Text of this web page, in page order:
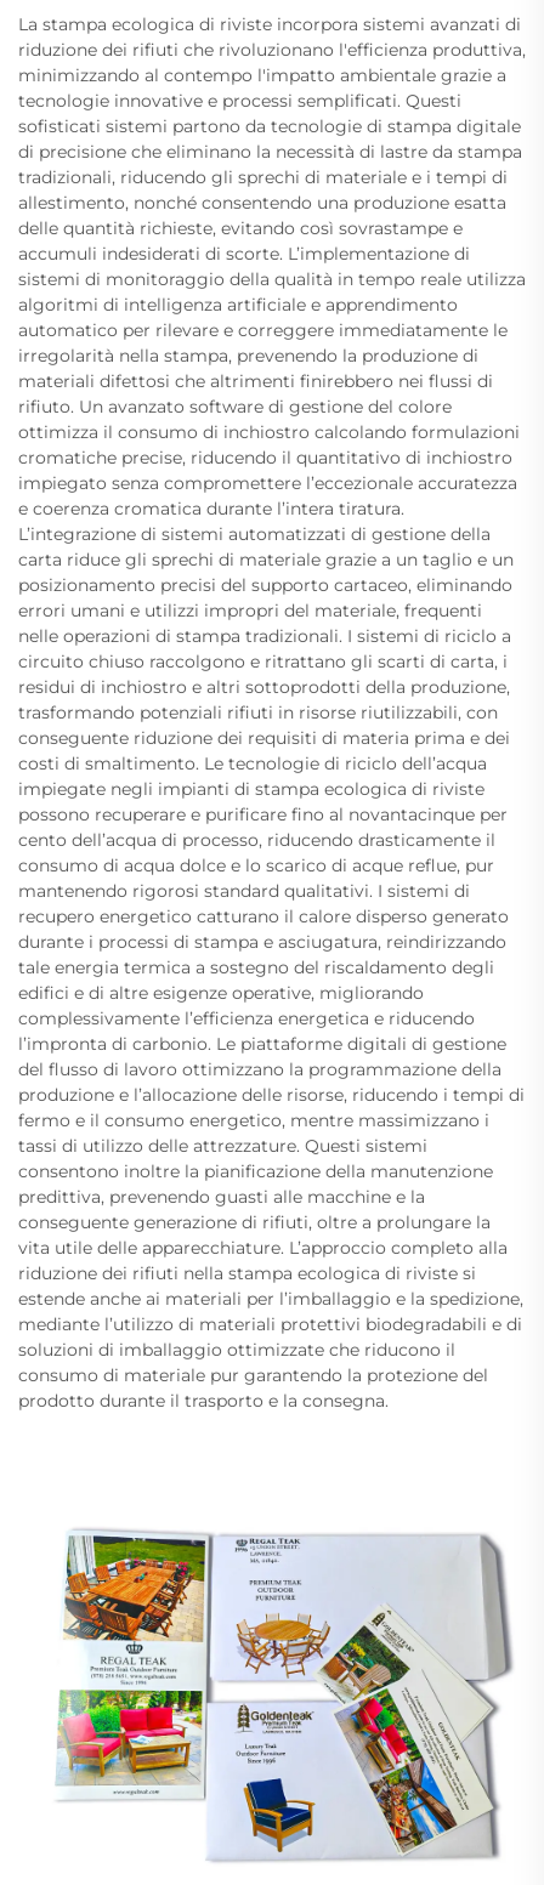
La stampa ecologica di riviste incorpora sistemi avanzati di
riduzione dei rifiuti che rivoluzionano l'efficienza produttiva,
minimizzando al contempo l'impatto ambientale grazie a
tecnologie innovative e processi semplificati. Questi
sofisticati sistemi partono da tecnologie di stampa digitale
di precisione che eliminano la necessità di lastre da stampa
tradizionali, riducendo gli sprechi di materiale e i tempi di
allestimento, nonché consentendo una produzione esatta
delle quantità richieste, evitando così sovrastampe e
accumuli indesiderati di scorte. L’implementazione di
sistemi di monitoraggio della qualità in tempo reale utilizza
algoritmi di intelligenza artificiale e apprendimento
automatico per rilevare e correggere immediatamente le
irregolarità nella stampa, prevenendo la produzione di
materiali difettosi che altrimenti finirebbero nei flussi di
rifiuto. Un avanzato software di gestione del colore
ottimizza il consumo di inchiostro calcolando formulazioni
cromatiche precise, riducendo il quantitativo di inchiostro
impiegato senza compromettere l’eccezionale accuratezza
e coerenza cromatica durante l’intera tiratura.
L’integrazione di sistemi automatizzati di gestione della
carta riduce gli sprechi di materiale grazie a un taglio e un
posizionamento precisi del supporto cartaceo, eliminando
errori umani e utilizzi impropri del materiale, frequenti
nelle operazioni di stampa tradizionali. I sistemi di riciclo a
circuito chiuso raccolgono e ritrattano gli scarti di carta, i
residui di inchiostro e altri sottoprodotti della produzione,
trasformando potenziali rifiuti in risorse riutilizzabili, con
conseguente riduzione dei requisiti di materia prima e dei
costi di smaltimento. Le tecnologie di riciclo dell’acqua
impiegate negli impianti di stampa ecologica di riviste
possono recuperare e purificare fino al novantacinque per
cento dell’acqua di processo, riducendo drasticamente il
consumo di acqua dolce e lo scarico di acque reflue, pur
mantenendo rigorosi standard qualitativi. I sistemi di
recupero energetico catturano il calore disperso generato
durante i processi di stampa e asciugatura, reindirizzando
tale energia termica a sostegno del riscaldamento degli
edifici e di altre esigenze operative, migliorando
complessivamente l’efficienza energetica e riducendo
l’impronta di carbonio. Le piattaforme digitali di gestione
del flusso di lavoro ottimizzano la programmazione della
produzione e l’allocazione delle risorse, riducendo i tempi di
fermo e il consumo energetico, mentre massimizzano i
tassi di utilizzo delle attrezzature. Questi sistemi
consentono inoltre la pianificazione della manutenzione
predittiva, prevenendo guasti alle macchine e la
conseguente generazione di rifiuti, oltre a prolungare la
vita utile delle apparecchiature. L’approccio completo alla
riduzione dei rifiuti nella stampa ecologica di riviste si
estende anche ai materiali per l’imballaggio e la spedizione,
mediante l’utilizzo di materiali protettivi biodegradabili e di
soluzioni di imballaggio ottimizzate che riducono il
consumo di materiale pur garantendo la protezione del
prodotto durante il trasporto e la consegna.